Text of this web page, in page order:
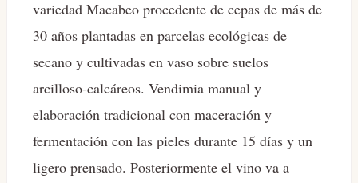
variedad Macabeo procedente de cepas de más de
30 años plantadas en parcelas ecológicas de
secano y cultivadas en vaso sobre suelos
arcilloso-calcáreos. Vendimia manual y
elaboración tradicional con maceración y
fermentación con las pieles durante 15 días y un
ligero prensado. Posteriormente el vino va a